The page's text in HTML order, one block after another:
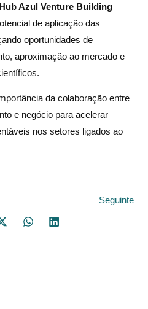
Hub Azul Venture Building
de aplicação das
oportunidades de
aproximação ao mercado e
da colaboração entre
e negócio para acelerar
nos setores ligados ao
Seguinte